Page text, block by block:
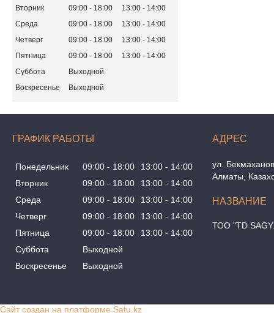
Вторник
09:00 18:00 13:00
14:00
Среда
09:00 18:00 13:00
14:00
Четверг
09:00 18:00 13:00
14:00
Пятница
09:00 18:00 13:00
14:00
Суббота
Выходной
Воскресенье
Выходной
ГРАФИК РАБОТЫ
Понедельник 09:00 18:00 13:00
14:00
Вторник
09:00 18:00 13:00
14:00
Среда
09:00 18:00 13:00
14:00
Четверг
09:00 18:00 13:00
14:00
Пятница
09:00 18:00 13:00
14:00
Суббота
Выходной
Воскресенье
Выходной
ул.
Алматы,
ТОО "TD
Сайт создан на платформе Satu.kz